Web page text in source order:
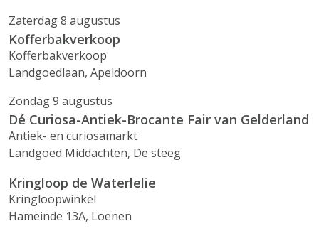
Zaterdag 8 augustus
Kofferbakverkoop
Kofferbakverkoop
Landgoedlaan, Apeldoorn
Zondag 9 augustus
Dé Curiosa-Antiek-Brocante Fair van Gelderland
Antiek- en curiosamarkt
Landgoed Middachten, De steeg
Kringloop de Waterlelie
Kringloopwinkel
Hameinde 13A, Loenen